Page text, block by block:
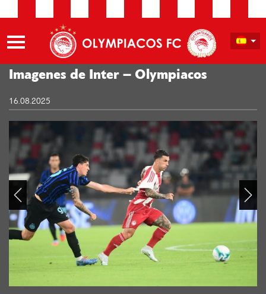
Imagenes de Inter – Olympiacos
16.08.2025